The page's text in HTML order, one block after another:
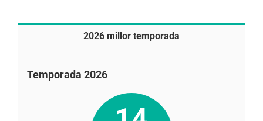
2026 millor temporada
Temporada 2026